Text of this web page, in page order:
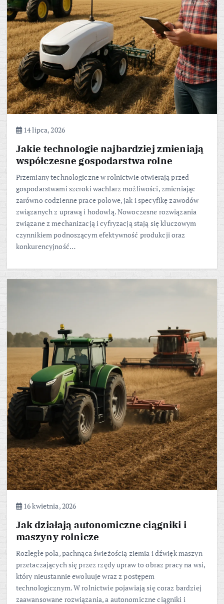
14 lipca, 2026
Jakie technologie najbardziej zmieniają
współczesne gospodarstwa rolne
Przemiany technologiczne w rolnictwie otwierają przed
gospodarstwami szeroki wachlarz możliwości, zmieniając
zarówno codzienne prace polowe, jak i specyfikę zawodów
związanych z uprawą i hodowlą. Nowoczesne rozwiązania
związane z mechanizacją i cyfryzacją stają się kluczowym
czynnikiem podnoszącym efektywność produkcji oraz
konkurencyjność…
16 kwietnia, 2026
Jak działają autonomiczne ciągniki i
maszyny rolnicze
Rozległe pola, pachnąca świeżością ziemia i dźwięk maszyn
przetaczających się przez rzędy upraw to obraz pracy na wsi,
który nieustannie ewoluuje wraz z postępem
technologicznym. W rolnictwie pojawiają się coraz bardziej
zaawansowane rozwiązania, a autonomiczne ciągniki i